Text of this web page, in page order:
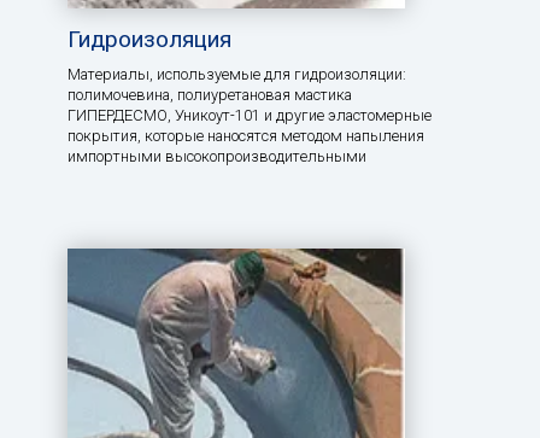
Гидроизоляция
Материалы, используемые для гидроизоляции:
полимочевина, полиуретановая мастика
ГИПЕРДЕСМО, Уникоут-101 и другие эластомерные
покрытия, которые наносятся методом напыления
импортными высокопроизводительными